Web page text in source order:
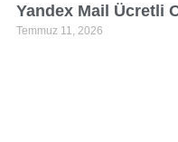
Yandex Mail Ücretli
Temmuz 11, 2026